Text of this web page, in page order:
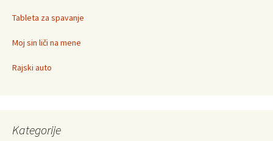
Tableta za spavanje
Moj sin liči na mene
Rajski auto
Kategorije